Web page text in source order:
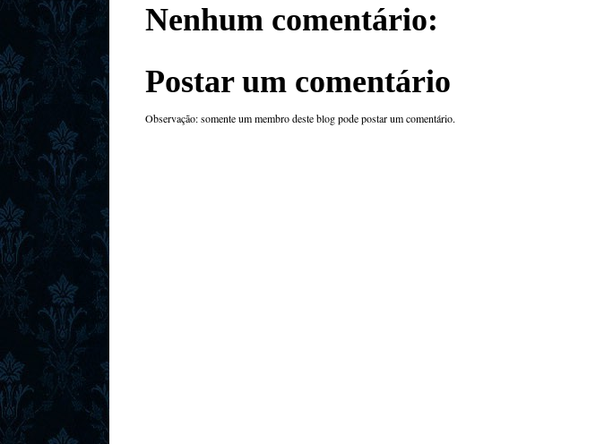
Nenhum comentário:
Postar um comentário
Observação: somente um membro deste blog pode postar um comentário.